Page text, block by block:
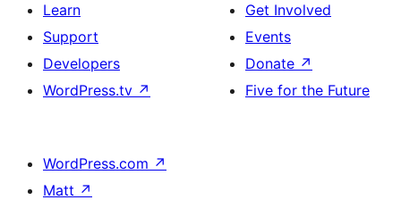
Learn
Support
Developers
WordPress.tv ↗
Get Involved
Events
Donate ↗
Five for the Future
WordPress.com ↗
Matt ↗